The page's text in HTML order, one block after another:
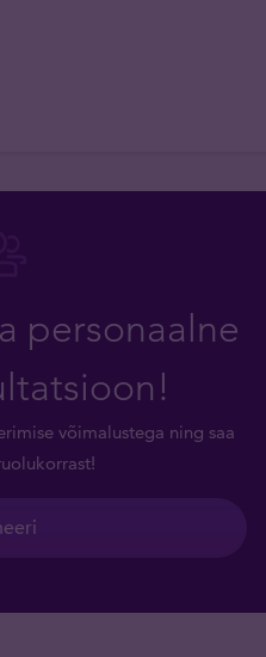
personaalne
võimalustega ning saa